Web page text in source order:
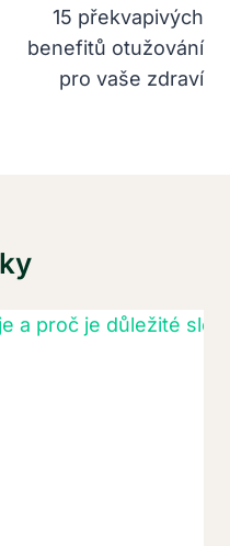
15 překvapivých
benefitů otužování
pro vaše zdraví